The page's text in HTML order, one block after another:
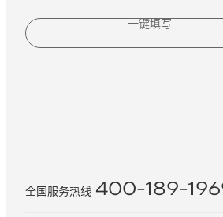
一键填写
全国服务热线 400-189-